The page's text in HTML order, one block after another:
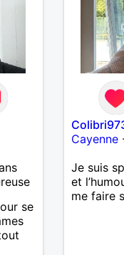
se
Cayenne
Je suis
et
me faire